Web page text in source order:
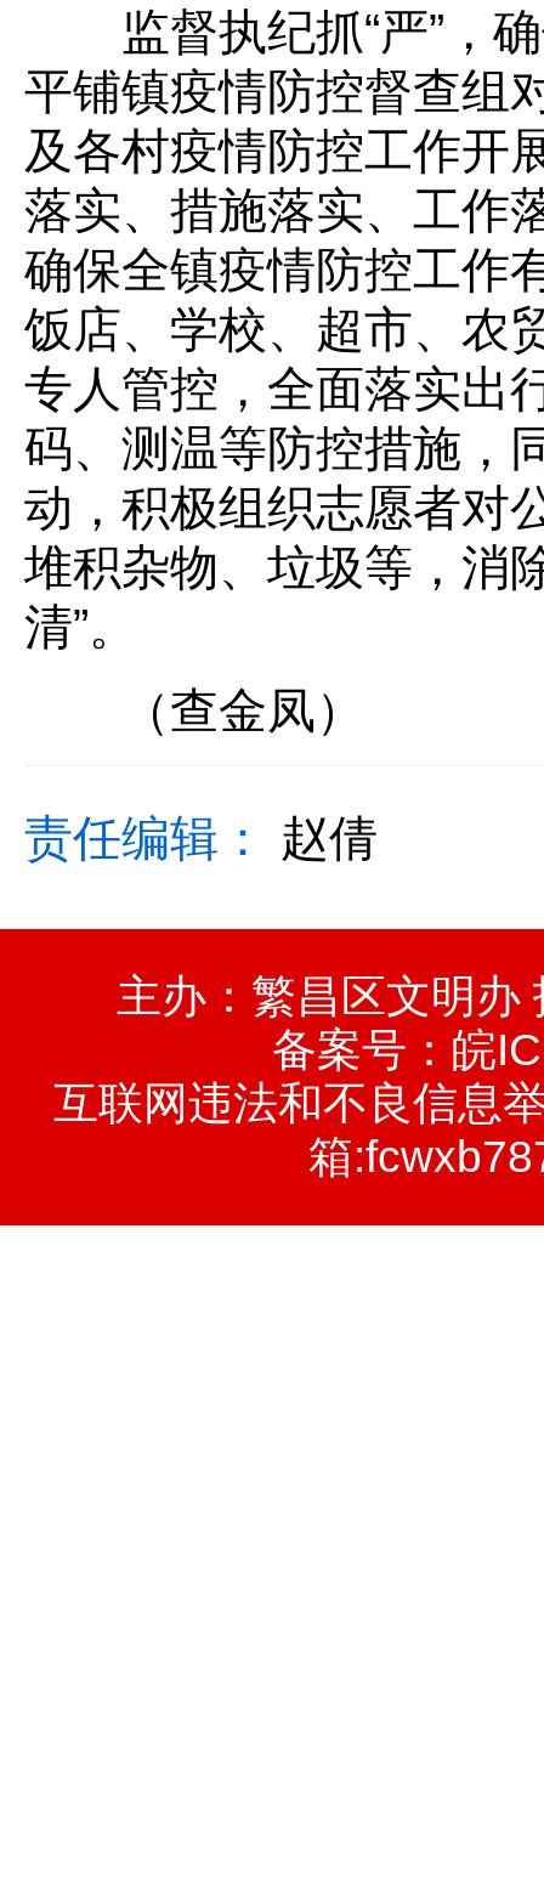
监督执纪抓“严”，确
平铺镇疫情防控督查组
及各村疫情防控工作开
落实、措施落实、工作
确保全镇疫情防控工作
饭店、学校、超市、农
专人管控，全面落实出
码、测温等防控措施，
动，积极组织志愿者对
堆积杂物、垃圾等，消
清”。
（查金凤）
责任编辑： 赵倩
主办：繁昌区文明办
备案号： 皖
互联网违法和不良信息
箱